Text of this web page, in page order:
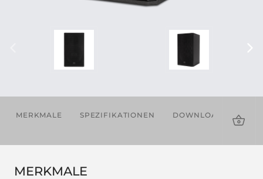
MERKMALE SPEZIFIKATIONEN DOWNLOADS
MERKMALE